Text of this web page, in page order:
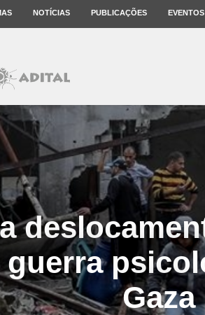
NOTÍCIAS PUBLICAÇÕES EVENTOS
Gaza